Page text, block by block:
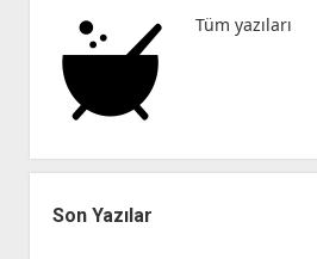
Tüm yazıları
Son Yazılar